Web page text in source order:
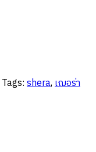
Tags:shera,เฌอร่า